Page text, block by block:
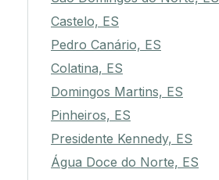
Castelo, ES
Pedro Canário, ES
Colatina, ES
Domingos Martins, ES
Pinheiros, ES
Presidente Kennedy, ES
Água Doce do Norte, ES